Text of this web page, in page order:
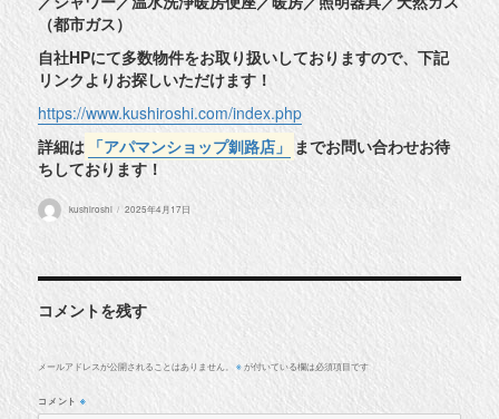
（都市ガス）
自社HPにて多数物件をお取り扱いしておりますので、下記
リンクよりお探しいただけます！
https://www.kushiroshi.com/index.php
詳細は 「アパマンショップ釧路店」 までお問い合わせお待
ちしております！
投
kushiroshi
投
2025年4月17日
コメントを残す
メールアドレスが公開されることはありません。 ※ が付いている欄は必須項目です
コメント ※